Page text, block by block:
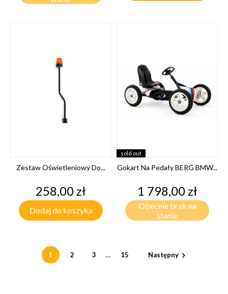
Zestaw Oświetleniowy Do...
Cena
258,00 zł
Dodaj do koszyka
sold out
Gokart Na Pedały BERG BMW...
Cena
1 798,00 zł
Obecnie brak na
stanie
1 2 3 … 15 Następny 